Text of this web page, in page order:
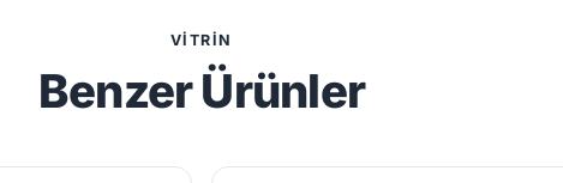
VITRIN
Benzer Ürünler